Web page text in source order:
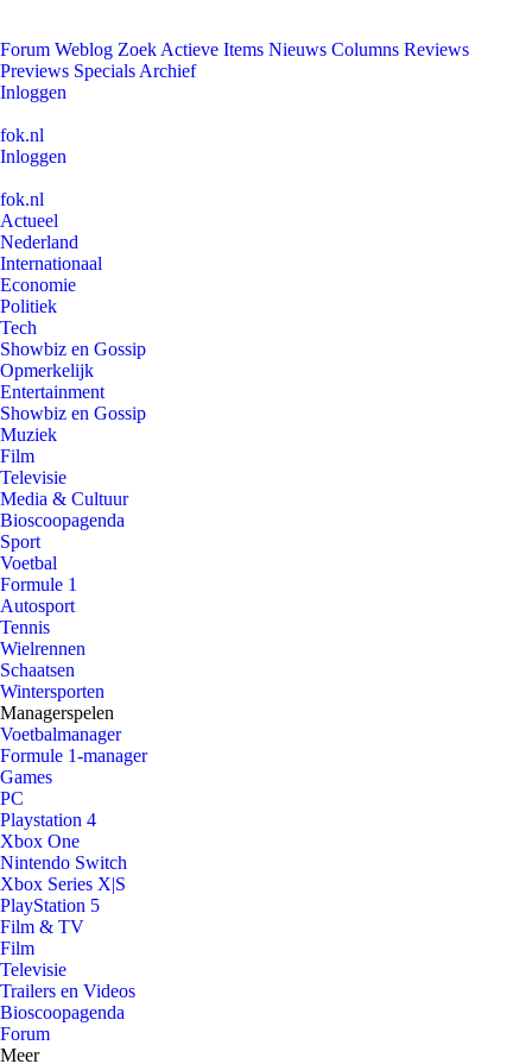
Forum Weblog Zoek Actieve Items Nieuws Columns Reviews
Previews Specials Archief
Inloggen
fok.nl
Inloggen
fok.nl
Actueel
Nederland
Internationaal
Economie
Politiek
Tech
Showbiz en Gossip
Opmerkelijk
Entertainment
Showbiz en Gossip
Muziek
Film
Televisie
Media & Cultuur
Bioscoopagenda
Sport
Voetbal
Formule 1
Autosport
Tennis
Wielrennen
Schaatsen
Wintersporten
Managerspelen
Voetbalmanager
Formule 1-manager
Games
PC
Playstation 4
Xbox One
Nintendo Switch
Xbox Series X|S
PlayStation 5
Film & TV
Film
Televisie
Trailers en Videos
Bioscoopagenda
Forum
Meer